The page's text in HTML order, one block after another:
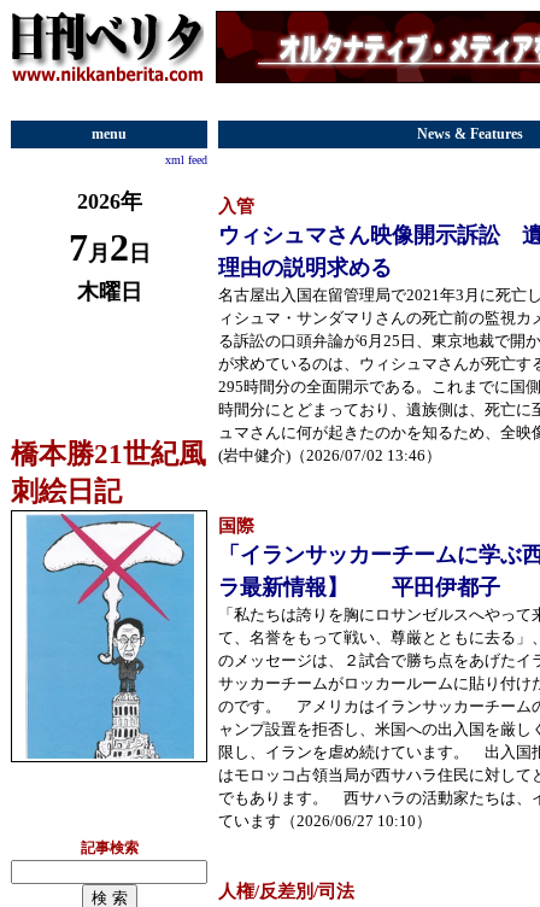
menu
xml feed
2026年
7月 2 日
木曜日
橋本勝21世紀風
刺絵日記
記事検索
News & Features
入管
ウィシュマさん映像開示訴訟
理由の説明求める
名古屋出入国在留管理局で2021年3月に死亡
ィシュマ・サンダマリさんの死亡前の監視カ
る訴訟の口頭弁論が6月25日、東京地裁で開
が求めているのは、ウィシュマさんが死亡す
295時間分の全面開示である。これまでに国
時間分にとどまっており、遺族側は、死亡に
ュマさんに何が起きたのかを知るため、全映
(岩中健介)（2026/07/02 13:46）
国際
「イランサッカーチームに学ぶ
ラ最新情報】 平田伊都子
「私たちは誇りを胸にロサンゼルスへやって
て、名誉をもって戦い、尊厳とともに去る」
のメッセージは、２試合で勝ち点をあげたイ
サッカーチームがロッカールームに貼り付け
のです。 アメリカはイランサッカーチーム
ャンプ設置を拒否し、米国への出入国を厳し
限し、イランを虐め続けています。 出入国
はモロッコ占領当局が西サハラ住民に対して
でもあります。 西サハラの活動家たちは、
ています（2026/06/27 10:10）
人権/反差別/司法